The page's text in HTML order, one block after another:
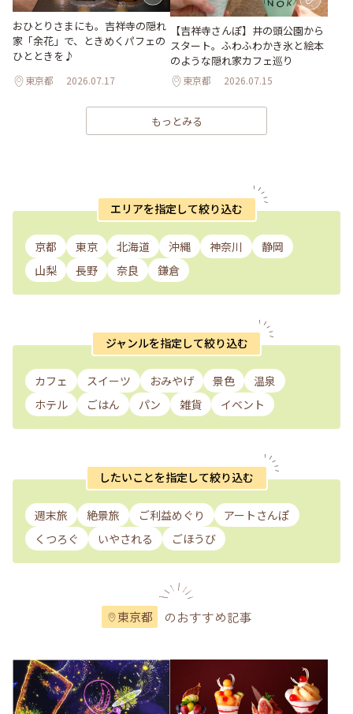
おひとりさまにも。吉祥寺の隠れ
家「余花」で、ときめくパフェの
ひとときを♪
東京都 2026.07.17
【吉祥寺さんぽ】井の頭公園から
スタート。ふわふわかき氷と絵本
のような隠れ家カフェ巡り
東京都 2026.07.15
もっとみる
エリアを指定して絞り込む
京都 東京 北海道 沖縄 神奈川
静岡
山梨
長野 奈良 鎌倉
ジャンルを指定して絞り込む
カフェ スイーツ おみやげ 景色
温泉
ホテル
ごはん パン 雑貨 イベント
したいことを指定して絞り込む
週末旅 絶景旅 ご利益めぐり
アートさんぽ
くつろぐ
いやされる ごほうび
東京都 のおすすめ記事